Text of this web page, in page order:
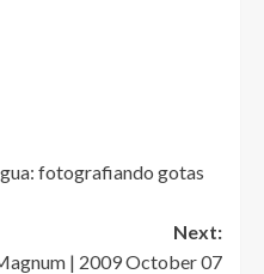
fotografiando gotas
Next:
| 2009 October 07